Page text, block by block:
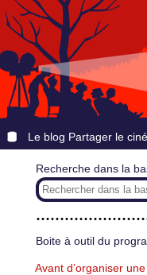
Le blog Partager le
Recherche dans la
Boite à outil du
Avant d’organiser